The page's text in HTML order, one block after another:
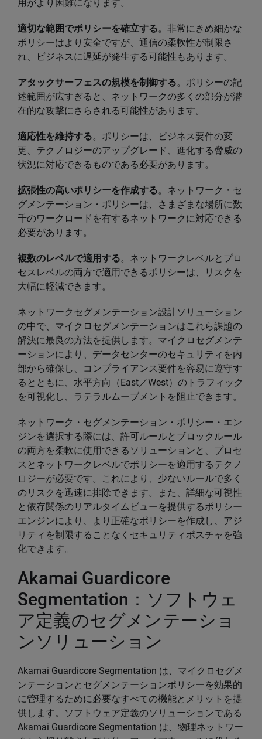
用がより困難になります。
適切な範囲でポリシーを確立する。非常にきめ細かな
ポリシーはより安全ですが、通信の柔軟性が制限さ
れ、ビジネスに遅延が発生する可能性もあります。
アタックサーフェスの規模を制御する。ポリシーの記
述範囲が広すぎると、ネットワークの多くの部分が潜
在的な攻撃にさらされる可能性があります。
適応性を維持する。ポリシーは、ビジネス要件の変
更、テクノロジーのアップグレード、進化する脅威の
状況に対応できるものである必要があります。
拡張性の高いポリシーを作成する。ネットワーク・セ
グメンテーション・ポリシーは、さまざまな場所に数
千のワークロードを有するネットワークに対応できる
必要があります。
複数のレベルで適用する。ネットワークレベルとプロ
セスレベルの両方で適用できるポリシーは、リスクを
大幅に軽減できます。
ネットワークセグメンテーション設計ソリューション
の中で、マイクロセグメンテーションはこれら課題の
解決に最良の方法を提供します。マイクロセグメンテ
ーションにより、データセンターのセキュリティを内
部から確保し、コンプライアンス要件を容易に遵守す
るとともに、水平方向（East／West）のトラフィック
を可視化し、ラテラルムーブメントを阻止できます。
ネットワーク・セグメンテーション・ポリシー・エン
ジンを選択する際には、許可ルールとブロックルール
の両方を柔軟に使用できるソリューションと、プロセ
スとネットワークレベルでポリシーを適用するテクノ
ロジーが必要です。これにより、少ないルールで多く
のリスクを迅速に排除できます。また、詳細な可視性
と依存関係のリアルタイムビューを提供するポリシー
エンジンにより、より正確なポリシーを作成し、アジ
リティを制限することなくセキュリティポスチャを強
化できます。
Akamai Guardicore
Segmentation：ソフトウェ
ア定義のセグメンテーショ
ンソリューション
Akamai Guardicore Segmentation は、マイクロセグメ
ンテーションとセグメンテーションポリシーを効果的
に管理するために必要なすべての機能とメリットを提
供します。ソフトウェア定義のソリューションである
Akamai Guardicore Segmentation は、物理ネットワー